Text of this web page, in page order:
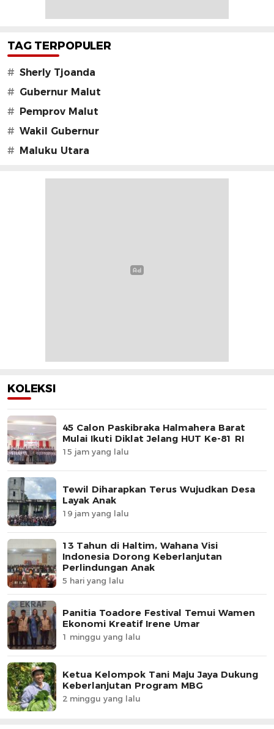
TAG TERPOPULER
# Sherly Tjoanda
# Gubernur Malut
# Pemprov Malut
# Wakil Gubernur
# Maluku Utara
KOLEKSI
45 Calon Paskibraka Halmahera Barat
Mulai Ikuti Diklat Jelang HUT Ke-81 RI
15 jam yang lalu
Tewil Diharapkan Terus Wujudkan Desa
Layak Anak
19 jam yang lalu
13 Tahun di Haltim, Wahana Visi
Indonesia Dorong Keberlanjutan
Perlindungan Anak
5 hari yang lalu
Panitia Toadore Festival Temui Wamen
Ekonomi Kreatif Irene Umar
1 minggu yang lalu
Ketua Kelompok Tani Maju Jaya Dukung
Keberlanjutan Program MBG
2 minggu yang lalu